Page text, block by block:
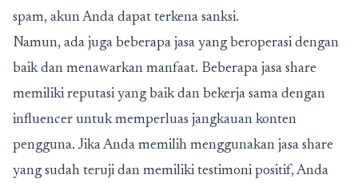
spam, akun Anda dapat terkena sanksi.
Namun, ada juga beberapa jasa yang beroperasi dengan
baik dan menawarkan manfaat. Beberapa jasa share
memiliki reputasi yang baik dan bekerja sama dengan
influencer untuk memperluas jangkauan konten
pengguna. Jika Anda memilih menggunakan jasa share
yang sudah teruji dan memiliki testimoni positif, Anda